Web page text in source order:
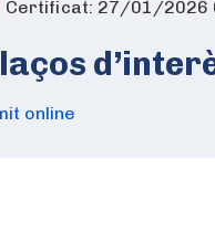
Certificat: 27/01/2026
online